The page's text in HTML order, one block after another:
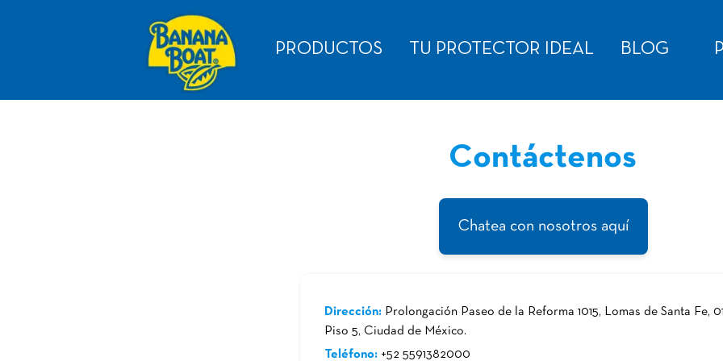
PRODUCTOS TU PROTECTOR IDEAL BLOG
Contáctenos
Chatea con nosotros aquí
Dirección: Prolongación Paseo de la Reforma 1015, Lomas de Santa Fe,
Piso 5, Ciudad de México.
Teléfono: +52 5591382000